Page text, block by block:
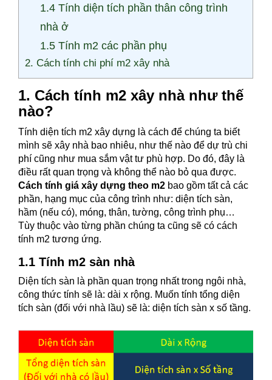
1.4 Tính diện tích phần thân công trình
nhà ở
1.5 Tính m2 các phần phụ
2. Cách tính chi phí m2 xây nhà
1. Cách tính m2 xây nhà như thế
nào?
Tính diện tích m2 xây dựng là cách để chúng ta biết
mình sẽ xây nhà bao nhiêu, như thế nào để dự trù chi
phí cũng như mua sắm vật tư phù hợp. Do đó, đây là
điều rất quan trọng và không thể nào bỏ qua được.
Cách tính giá xây dựng theo m2 bao gồm tất cả các
phần, hạng mục của công trình như: diện tích sàn,
hầm (nếu có), móng, thân, tường, công trình phụ…
Tùy thuộc vào từng phần chúng ta cũng sẽ có cách
tính m2 tương ứng.
1.1 Tính m2 sàn nhà
Diện tích sàn là phần quan trọng nhất trong ngôi nhà,
công thức tính sẽ là: dài x rộng. Muốn tính tổng diện
tích sàn (đối với nhà lầu) sẽ là: diện tích sàn x số tầng.